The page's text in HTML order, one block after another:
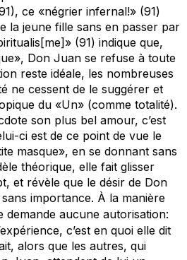
ce «négrier infernal!» (91)
la jeune fille sans en passer par
(91) indique que,
Don Juan se refuse à toute
reste idéale, les nombreuses
ne cessent de le suggérer et
du «Un» (comme totalité).
son plus bel amour, c’est
ci est de ce point de vue le
masque», en se donnant sans
théorique, elle fait glisser
et révèle que le désir de Don
importance. À la manière
demande aucune autorisation:
c’est en quoi elle dit
alors que les autres, qui